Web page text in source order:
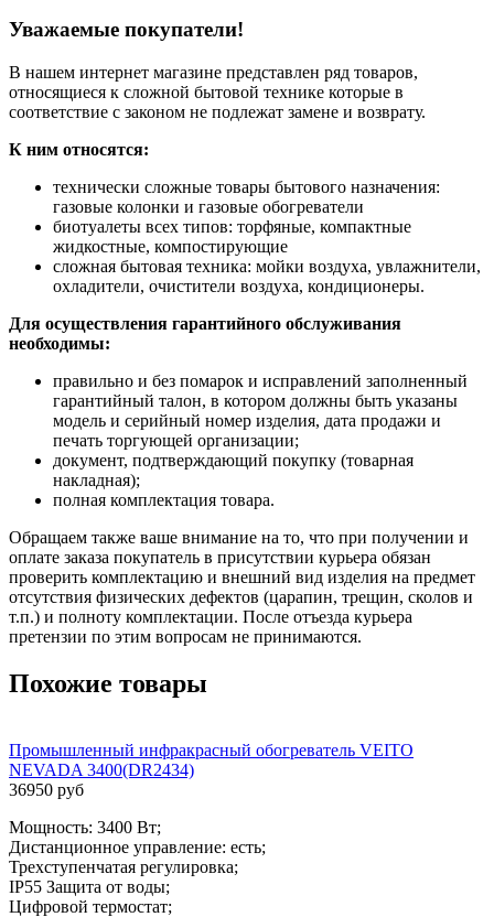
Уважаемые покупатели!
В нашем интернет магазине представлен ряд товаров,
относящиеся к сложной бытовой технике которые в
соответствие с законом не подлежат замене и возврату.
К ним относятся:
технически сложные товары бытового назначения:
газовые колонки и газовые обогреватели
биотуалеты всех типов: торфяные, компактные
жидкостные, компостирующие
сложная бытовая техника: мойки воздуха, увлажнители,
охладители, очистители воздуха, кондиционеры.
Для осуществления гарантийного обслуживания
необходимы:
правильно и без помарок и исправлений заполненный
гарантийный талон, в котором должны быть указаны
модель и серийный номер изделия, дата продажи и
печать торгующей организации;
документ, подтверждающий покупку (товарная
накладная);
полная комплектация товара.
Обращаем также ваше внимание на то, что при получении и
оплате заказа покупатель в присутствии курьера обязан
проверить комплектацию и внешний вид изделия на предмет
отсутствия физических дефектов (царапин, трещин, сколов и
т.п.) и полноту комплектации. После отъезда курьера
претензии по этим вопросам не принимаются.
Похожие товары
Промышленный инфракрасный обогреватель VEITO
NEVADA 3400(DR2434)
36950 руб
Мощность: 3400 Вт;
Дистанционное управление: есть;
Трехступенчатая регулировка;
IP55 Защита от воды;
Цифровой термостат;